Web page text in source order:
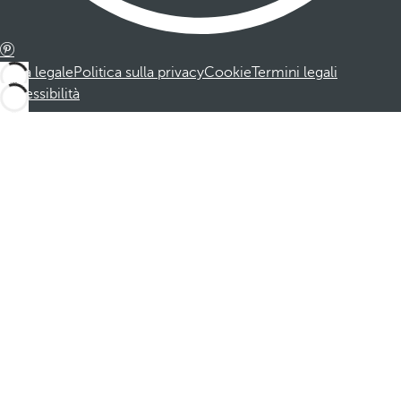
Nota legalePolitica sulla privacyCookieTermini legali
Accessibilità